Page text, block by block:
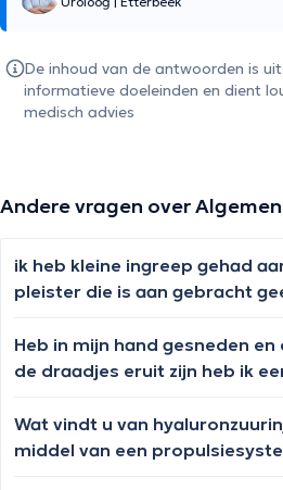
De inhoud van de antwoorden is
informatieve doeleinden en dient
medisch advies
Andere vragen over
ik heb kleine ingreep gehad
pleister die is aan gebracht
met uriage zalf?
Heb in mijn hand gesneden
de draadjes eruit zijn heb ik
Wat vindt u van
middel van een